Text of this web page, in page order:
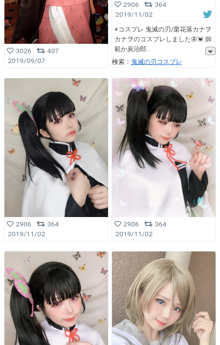
3026
407
2019/09/07
2906
364
2019/11/02
※コスプレ 鬼滅の刃/栗花落カナヲ
カナヲのコスプレしました🦋💓 師
範か炭治郎
検索： 鬼滅の刃コスプレ
2906
364
2019/11/02
2906
364
2019/11/02